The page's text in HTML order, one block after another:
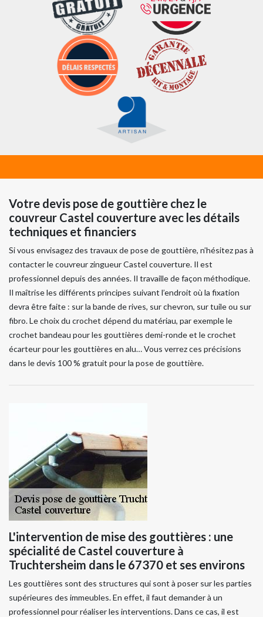
Votre devis pose de gouttière chez le
couvreur Castel couverture avec les détails
techniques et financiers
Si vous envisagez des travaux de pose de gouttière, n’hésitez pas à
contacter le couvreur zingueur Castel couverture. Il est
professionnel depuis des années. Il travaille de façon méthodique.
Il maîtrise les différents principes suivant l’endroit où la fixation
devra être faite : sur la bande de rives, sur chevron, sur tuile ou sur
fibro. Le choix du crochet dépend du matériau, par exemple le
crochet bandeau pour les gouttières demi-ronde et le crochet
écarteur pour les gouttières en alu… Vous verrez ces précisions
dans le devis 100 % gratuit pour la pose de gouttière.
L'intervention de mise des gouttières : une
spécialité de Castel couverture à
Truchtersheim dans le 67370 et ses environs
Les gouttières sont des structures qui sont à poser sur les parties
supérieures des immeubles. En effet, il faut demander à un
professionnel pour réaliser les interventions. Dans ce cas, il est